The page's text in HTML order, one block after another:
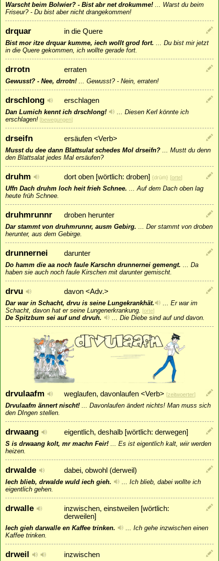
Warscht beim Bolwier? - Bist abr net drokumme! ... Warst du beim
Friseur? - Du bist aber nicht drangekommen!
drquar in die Quere
Bist mor itze drquar kumme, iech wollt grod fort. ... Du bist mir jetzt
in die Quere gekommen, ich wollte gerade fort.
drrotn erraten
Gewusst? - Nee, drrotn! ... Gewusst? - Nein, erraten!
drschlong erschlagen
Dan Lumich kennt ich drschlong! ... Diesen Kerl könnte ich
erschlagen! [bewegungen]
drseifn ersäufen <Verb>
Musst du dee dann Blattsulat schedes Mol drseifn? ... Mustt du denn
den Blattsalat jedes Mal ersäufen?
druhm dort oben [wörtlich: droben] {drūṁ} [orte]
Uffn Dach druhm loch heit frieh Schnee. ...Auf dem Dach oben lag
heute früh Schnee.
druhmrunnr droben herunter
Dar stammt von druhmrunnr, ausm Gebirg. ... Der stammt von droben
herunter, aus dem Gebirge.
drunnernei darunter
Do hamm die aa noch faule Karschn drunnernei gemengt. ... Da
haben sie auch noch faule Kirschen mit darunter gemischt.
drvu davon <Adv.>
Dar war in Schacht, drvu is seine Lungekrankhät. ... Er war im
Schacht, davon hat er seine Lungenerkrankung. [orte]
De Spitzbum sei auf und drvuh. ... Die Diebe sind auf und davon.
drvulaafm weglaufen, davonlaufen <Verb> [zeitwoerter]
Drvulaafm ännert nischt!
Davonlaufen ändert nichts! Man muss sich
den DIngen stellen.
drwaang eigentlich, deshalb [wörtlich: derwegen]
S is drwaang kolt, mr machn Feir!
Es ist eigentlich kalt, wiir werden
heizen.
drwalde dabei, obwohl (derweil)
Iech blieb, drwalde wuld iech gieh.
Ich blieb, dabei wollte ich
eigentlich gehen.
drwalle
inzwischen, einstweilen [wörtlich:
derweilen]
Iech gieh darwalle en Kaffee trinken.
Ich gehe inzwischen einen
Kaffee trinken.
drweil inzwischen